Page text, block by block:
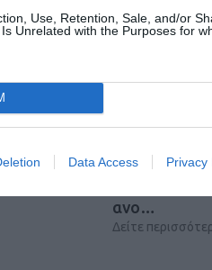
Use, Retention, Sale, and/or
Unrelated with the Purposes for
Data Access Privacy
12th
18oς
ανο…
Δείτε